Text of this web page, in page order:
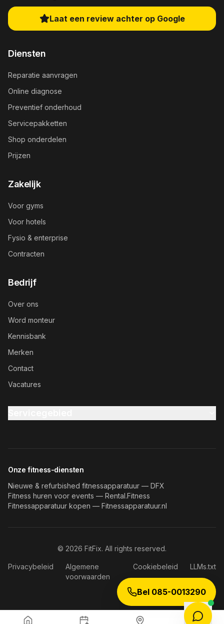
Laat een review achter op Google
Diensten
Reparatie aanvragen
Online diagnose
Preventief onderhoud
Servicepakketten
Shop onderdelen
Prijzen
Zakelijk
Voor gyms
Voor hotels
Fysio & enterprise
Contracten
Bedrijf
Over ons
Word monteur
Kennisbank
Merken
Contact
Vacatures
Onze fitness-diensten
Nieuwe & refurbished fitnessapparatuur — DFX
Fitness huren voor events — Rental.Fitness
Fitnessapparatuur kopen — Fitnessapparatuur.nl
© 2026 FitFix. All rights reserved.
Privacybeleid
Algemene
voorwaarden
Cookiebeleid LLMs.txt
Bel 085-0013290